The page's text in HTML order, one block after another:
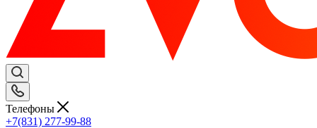
Телефоны
+7(831) 277-99-88